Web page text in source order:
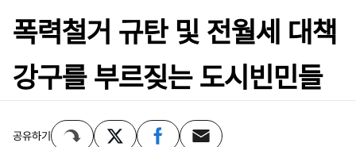
폭력철거 규탄 및 전월세 대책
강구를 부르짖는 도시빈민들
공유하기